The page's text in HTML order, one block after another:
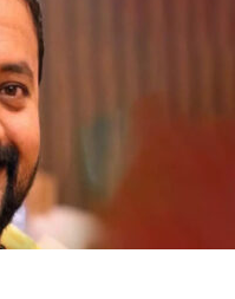
മനംനൊന്ത്
ആത്മഹത്യ ചെയ്തു